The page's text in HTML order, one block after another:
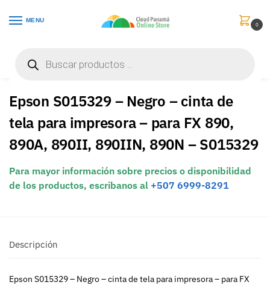
MENU
0
Epson S015329 – Negro – cinta de
tela para impresora – para FX 890,
890A, 890II, 890IIN, 890N – S015329
Para mayor información sobre precios o disponibilidad
de los productos, escribanos al +507 6999-8291
Descripción
Epson S015329 – Negro – cinta de tela para impresora – para FX